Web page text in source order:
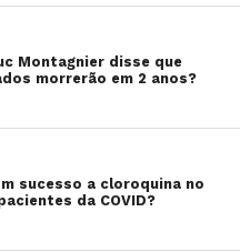
Montagnier disse que
morrerão em 2 anos?
sucesso a cloroquina no
da COVID?